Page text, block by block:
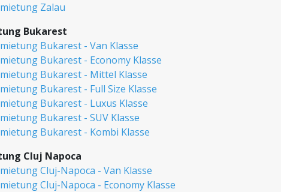
Zalau
Bukarest
Bukarest - Van Klasse
Bukarest - Economy Klasse
Bukarest - Mittel Klasse
Bukarest - Full Size Klasse
Bukarest - Luxus Klasse
Bukarest - SUV Klasse
Bukarest - Kombi Klasse
Cluj Napoca
Cluj-Napoca - Van Klasse
Cluj-Napoca - Economy Klasse